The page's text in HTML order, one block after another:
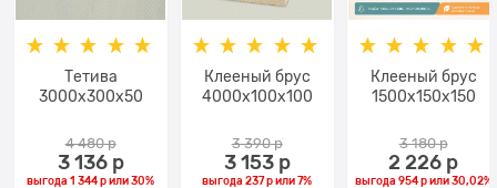
Тетива
3000x300x50
4 480 р
3 136 р
выгода1 344 рили30%
Клееный брус
4000х100x100
3 390 р
3 153 р
выгода237 рили7%
Клееный брус
1500х150x150
3 180 р
2 226 р
выгода 954 рили30,02%